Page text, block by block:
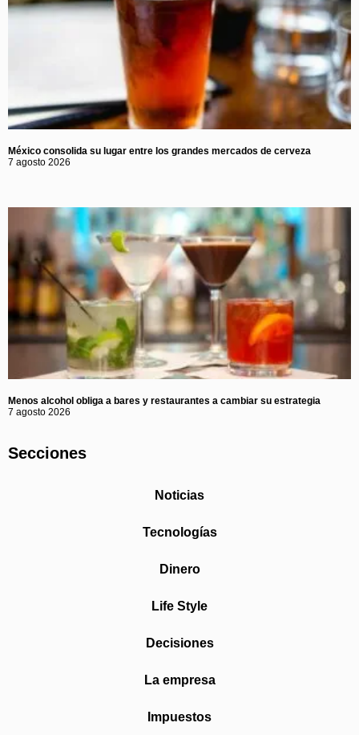
México consolida su lugar entre los grandes mercados de cerveza
7 agosto 2026
Menos alcohol obliga a bares y restaurantes a cambiar su estrategia
7 agosto 2026
Secciones
Noticias
Tecnologías
Dinero
Life Style
Decisiones
La empresa
Impuestos